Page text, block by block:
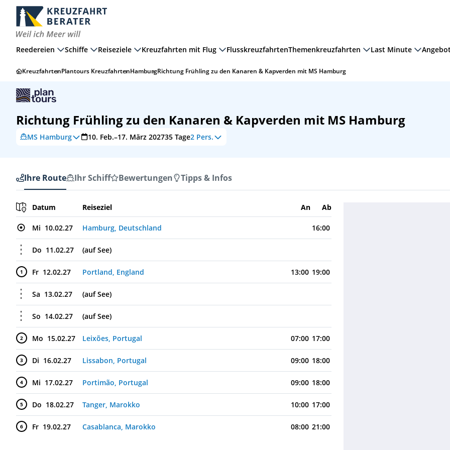
Reedereien Schiffe Reiseziele Kreuzfahrten mit Flug FlusskreuzfahrtenThemenkreuzfahrten Last Minute
KreuzfahrtenPlantours KreuzfahrtenHamburgRichtung Frühling zu den Kanaren & Kapverden mit MS Hamburg
Richtung Frühling zu den Kanaren & Kapverden mit MS Hamburg
MS Hamburg 10. Feb.–17. März 202735 Tage2 Pers.
Ihre Route Ihr Schiff Bewertungen Tipps & Infos
Ihre Route
Datum Reiseziel An Ab
Mi 10.02.27 Hamburg, Deutschland 16:00
Do 11.02.27 (auf See)
1 Fr 12.02.27 Portland, England 13:00 19:00
Sa 13.02.27 (auf See)
So 14.02.27 (auf See)
2 Mo 15.02.27 Leixões, Portugal 07:00 17:00
3 Di 16.02.27 Lissabon, Portugal 09:00 18:00
4 Mi 17.02.27 Portimão, Portugal 09:00 18:00
5 Do 18.02.27 Tanger, Marokko 10:00 17:00
6 Fr 19.02.27 Casablanca, Marokko 08:00 21:00